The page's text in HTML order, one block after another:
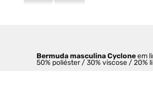
Bermuda masculina Cyclone em
50% poliéster / 30% viscose / 20%